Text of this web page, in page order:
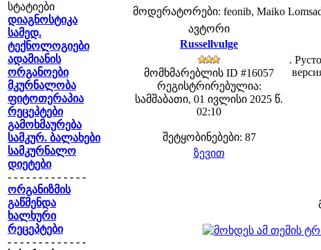
სტატიები
დიაგნოსტიკა
სამედ.
ტექნოლოგიები
ადამიანის
ორგანოები
მკურნალობა
ფიტოთერაპია
რეცეპტები
გამოხმაურება
სამკურ. ბალახები
სამკურნალო
დიეტები
- - - - - - - - - - - - -
ორგანიზმის
გაწმენდა
ხალხური
რეცეპტები
- - - - - - - - - - - - -
მოდერატორები: feonib, Maiko
ავტორი
Russellvulge
მომხმარებლის ID #16057
რეგისტრირებულია:
სამშაბათი, 01 ივლისი 2025 წ.
02:10
შეტყობინებები: 87
.
ზევით